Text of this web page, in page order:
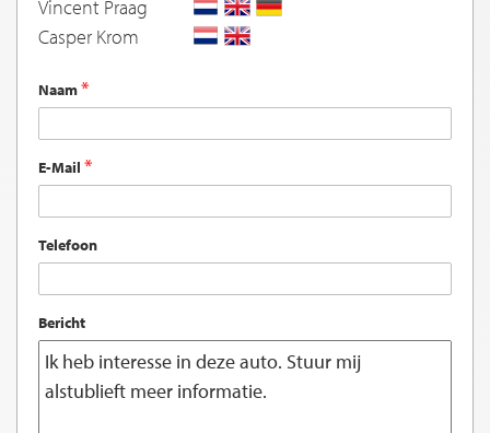
Vincent Praag
Casper Krom
Naam
E-Mail
Telefoon
Bericht